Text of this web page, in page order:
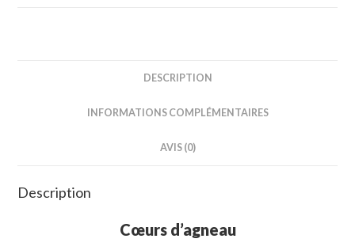
DESCRIPTION
INFORMATIONS COMPLÉMENTAIRES
AVIS (0)
Description
Cœurs d’agneau